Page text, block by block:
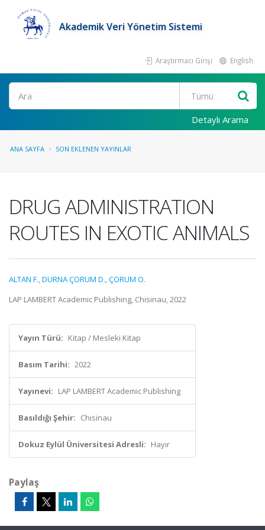
Akademik Veri Yönetim Sistemi
Araştırmacı Girişi English
Ara
Detaylı Arama
ANA SAYFA SON EKLENEN YAYINLAR
DRUG ADMINISTRATION
ROUTES IN EXOTIC ANIMALS
ALTAN F.,DURNA ÇORUM D.,ÇORUM O.
LAP LAMBERT Academic Publishing, Chisinau, 2022
Yayın Türü: Kitap / Mesleki Kitap
Basım Tarihi: 2022
Yayınevi: LAP LAMBERT Academic Publishing
Basıldığı Şehir: Chisinau
Dokuz Eylül Üniversitesi Adresli: Hayır
Paylaş